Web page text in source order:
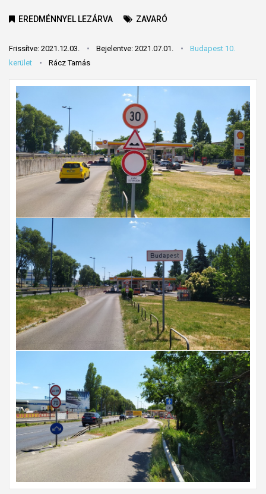
EREDMÉNNYEL LEZÁRVA ZAVARÓ
Frissítve: 2021.12.03. Bejelentve: 2021.07.01.
Budapest 10.
kerület
Rácz Tamás